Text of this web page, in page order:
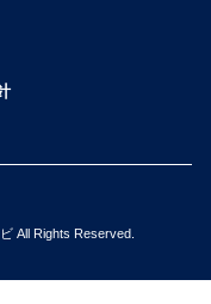
All Rights Reserved.